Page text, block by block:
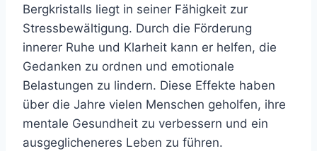
Bergkristalls liegt in seiner Fähigkeit zur
Stressbewältigung. Durch die Förderung
innerer Ruhe und Klarheit kann er helfen, die
Gedanken zu ordnen und emotionale
Belastungen zu lindern. Diese Effekte haben
über die Jahre vielen Menschen geholfen, ihre
mentale Gesundheit zu verbessern und ein
ausgeglicheneres Leben zu führen.